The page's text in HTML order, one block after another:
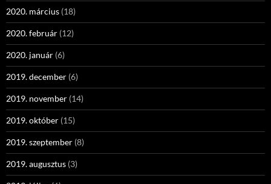
2020. március (18)
2020. február (12)
2020. január (6)
2019. december (6)
2019. november (14)
2019. október (15)
2019. szeptember (8)
2019. augusztus (3)